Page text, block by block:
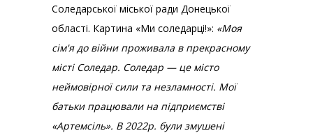
Соледарської міської ради Донецької
області. Картина «Ми соледарці!»: «Моя
сім'я до війни проживала в прекрасному
місті Соледар. Соледар — це місто
неймовірної сили та незламності. Мої
батьки працювали на підприємстві
«Артемсіль». В 2022р. були змушені